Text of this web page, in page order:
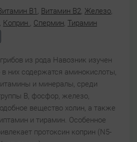
B1 , Витамин B2, Железо,
, Коприн , Спермин, Тирамин
из рода Навозник изучен
них содержатся аминокислоты,
и минералы, среди
В, фосфор, железо,
вещество холин, а также
и тирамин. Особенное
протоксин коприн (N5-